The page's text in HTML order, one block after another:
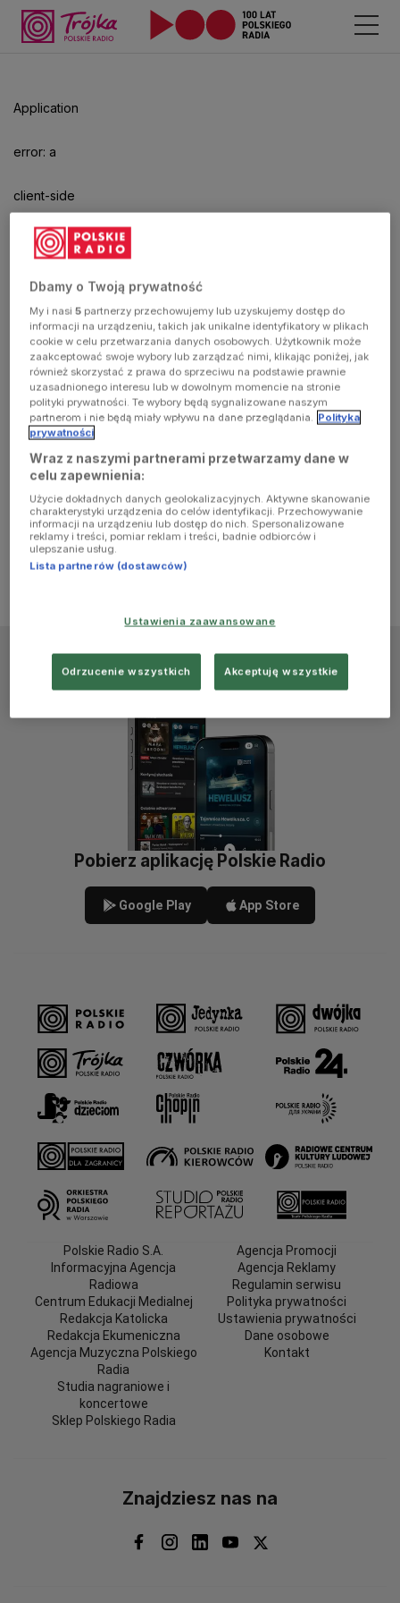
Application
error: a
client-side
exception
has
occurred
(see the
browser
console for
more
information)
Pobierz aplikację Polskie Radio
Google Play App Store
Polskie Radio S.A.
Informacyjna Agencja
Radiowa
Centrum Edukacji Medialnej
Redakcja Katolicka
Redakcja Ekumeniczna
Agencja Muzyczna Polskiego
Radia
Studia nagraniowe i
koncertowe
Sklep Polskiego Radia
Agencja Promocji
Agencja Reklamy
Regulamin serwisu
Polityka prywatności
Ustawienia prywatności
Dane osobowe
Kontakt
Znajdziesz nas na
Dbamy o Twoją prywatność
My i nasi5 partnerzy przechowujemy lub uzyskujemy dostęp do
informacji na urządzeniu, takich jak unikalne identyfikatory w plikach
cookie w celu przetwarzania danych osobowych. Użytkownik może
zaakceptować swoje wybory lub zarządzać nimi, klikając poniżej, jak
również skorzystać z prawa do sprzeciwu na podstawie prawnie
uzasadnionego interesu lub w dowolnym momencie na stronie
polityki prywatności. Te wybory będą sygnalizowane naszym
partnerom i nie będą miały wpływu na dane przeglądania. Polityka
prywatności
Wraz z naszymi partnerami przetwarzamy dane w
celu zapewnienia:
Użycie dokładnych danych geolokalizacyjnych. Aktywne skanowanie
charakterystyki urządzenia do celów identyfikacji. Przechowywanie
informacji na urządzeniu lub dostęp do nich. Spersonalizowane
reklamy i treści, pomiar reklam i treści, badnie odbiorców i
ulepszanie usług.
Lista partnerów (dostawców)
Ustawienia zaawansowane
Odrzucenie wszystkich Akceptuję wszystkie